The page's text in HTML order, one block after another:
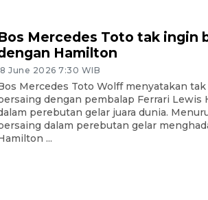
Mercedes Toto tak ingin
Hamilton
June 2026 7:30 WIB
Mercedes Toto Wolff menyatakan
dengan pembalap Ferrari Lewis
perebutan gelar juara dunia.
dalam perebutan gelar
...